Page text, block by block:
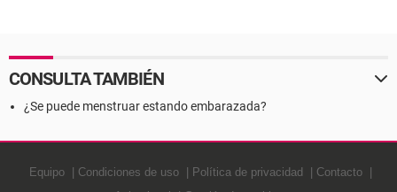
CONSULTA TAMBIÉN
¿Se puede menstruar estando embarazada?
Equipo Condiciones de uso Política de privacidad
Contacto